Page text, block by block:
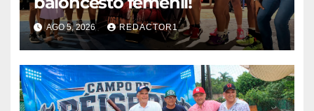
AGO 5, 2026 REDACTOR1